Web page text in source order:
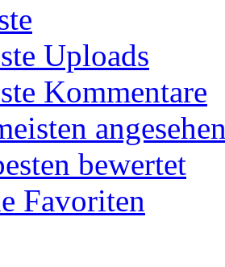
Uploads
Kommentare
bewertet
Favoriten